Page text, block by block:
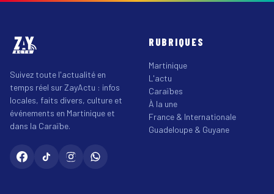
Suivez toute l'actualité en
temps réel sur ZayActu : infos
locales, faits divers, culture et
événements en Martinique et
dans la Caraïbe.
RUBRIQUES
Martinique
L'actu
Caraïbes
À la une
France & Internationale
Guadeloupe & Guyane